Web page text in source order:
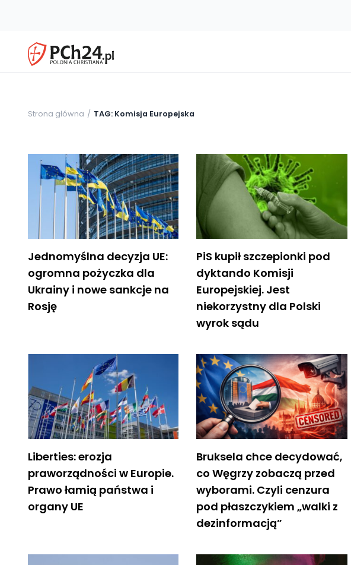
Strona główna TAG: Komisja Europejska
Jednomyślna decyzja UE:
ogromna pożyczka dla
Ukrainy i nowe sankcje na
Rosję
PiS kupił szczepionki pod
dyktando Komisji
Europejskiej. Jest
niekorzystny dla Polski
wyrok sądu
Liberties: erozja
praworządności w Europie.
Prawo łamią państwa i
organy UE
Bruksela chce decydować,
co Węgrzy zobaczą przed
wyborami. Czyli cenzura
pod płaszczykiem „walki z
dezinformacją”